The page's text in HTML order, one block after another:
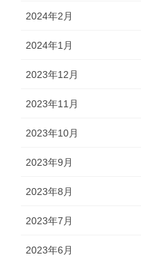
2024年2月
2024年1月
2023年12月
2023年11月
2023年10月
2023年9月
2023年8月
2023年7月
2023年6月